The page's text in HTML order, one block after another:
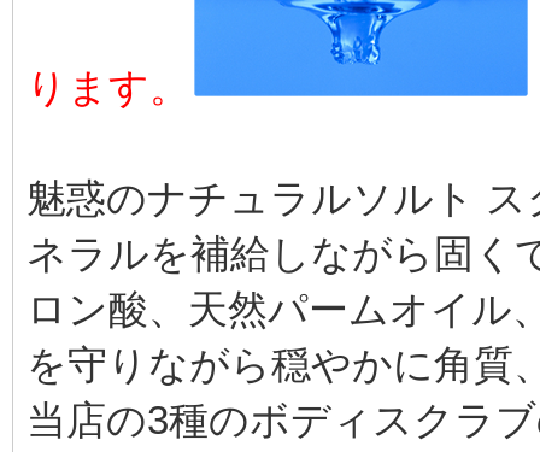
ります。
魅惑のナチュラルソルト
ネラルを補給しながら固く
ロン酸、天然パームオイル
を守りながら穏やかに角質
当店の3種のボディスクラ